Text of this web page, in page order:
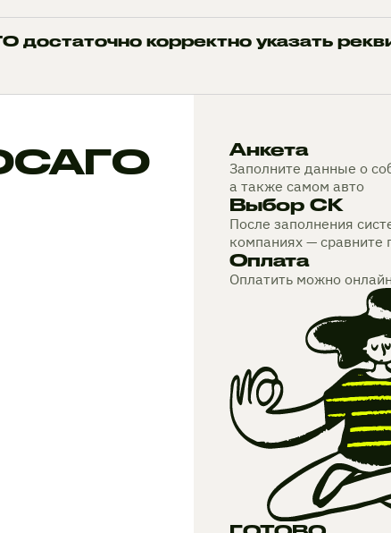
корректно указать
Анкета
Заполните данные о
а также самом авто
Выбор СК
После заполнения
компаниях —
Оплата
Оплатить можно